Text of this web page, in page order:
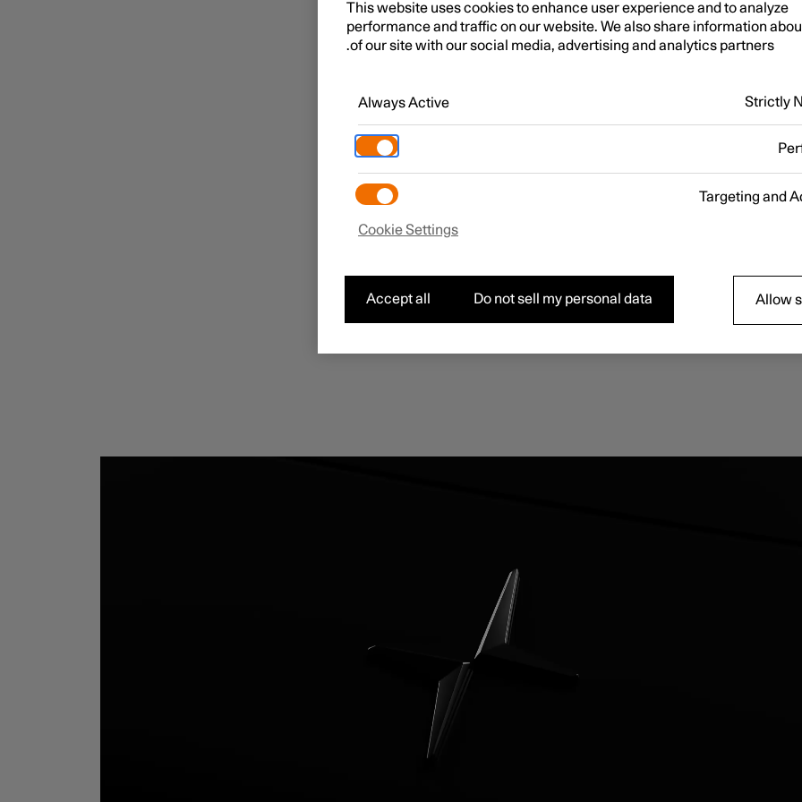
الدقة للرؤية الخلفية. ويمكن استخدام هذه الشاشة أيضًا
ممّا يتيح للسائق التبديل بين البث المباشر لمحيط
من الخلف وبين رؤية الركاب الجالسين في المقاعد الخلفية.
This website uses cookies to enhance user experience and to analyze
performance and traffic on our website. We also share information
of our site with our social media, advertising and analytics partners.
Strictly
Always Active
Targeting and
Cookie Settings
Allow
Do not sell my personal data
Accept all